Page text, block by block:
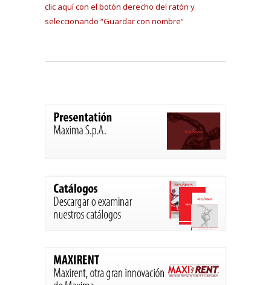
clic aquí con el botón derecho del ratón y
seleccionando “Guardar con nombre”